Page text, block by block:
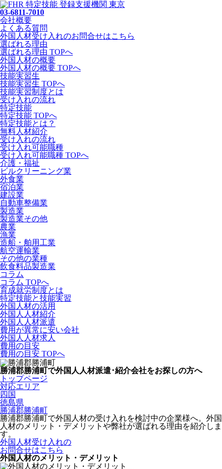
03-6811-7010
会社概要
よくある質問
外国人材受け入れのお問合せはこちら
選ばれる理由
選ばれる理由 TOPへ
外国人材の概要
外国人材の概要 TOPへ
技能実習生
技能実習生 TOPへ
技能実習制度とは
受け入れの流れ
特定技能
特定技能 TOPへ
特定技能とは？
無料人材紹介
受け入れの流れ
受け入れ可能職種
受け入れ可能職種 TOPへ
介護・福祉
ビルクリーニング業
外食業
宿泊業
建設業
自動車整備業
製造業
製造業その他
農業
漁業
造船・舶用工業
航空運輸業
その他の業種
飲食料品製造業
コラム
コラム TOPへ
育成就労制度とは
特定技能と技能実習
外国人材の活用
外国人人材紹介
外国人人材派遣
費用が異常に安い会社
外国人人材求人
費用の目安
費用の目安 TOPへ
勝浦郡勝浦町で外国人人材派遣･紹介会社をお探しの方へ
トップページ
対応エリア
四国
徳島県
勝浦郡勝浦町
勝浦郡勝浦町で外国人材の受け入れを検討中の企業様へ。外国
人材のメリット・デメリットや弊社が選ばれる理由を紹介しま
す。
外国人材受け入れの
お問合せはこちら
外国人材のメリット・デメリット